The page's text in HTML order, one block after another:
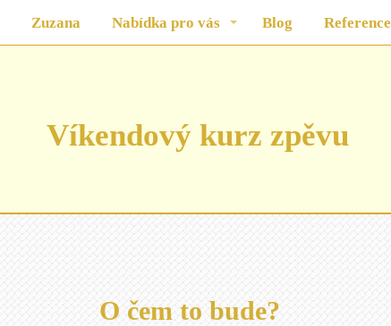
Zuzana Nabídka pro vás Blog Reference
Víkendový kurz zpěvu
O čem to bude?